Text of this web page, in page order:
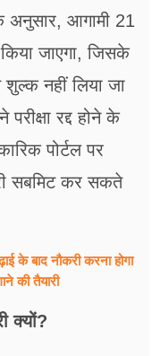
अनुसार, आगामी 21
जाएगा, जिसके
शुल्क नहीं लिया जा
रद्द होने के
पोर्टल पर
सबमिट कर सकते
के बाद नौकरी करना होगा
की तैयारी
क्यों?